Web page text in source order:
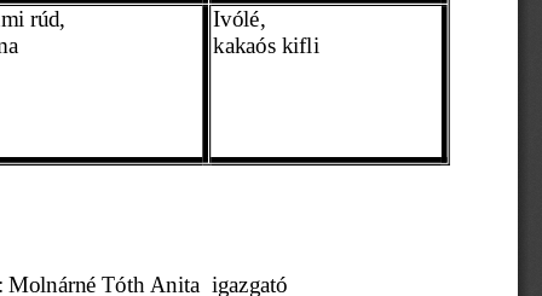
rúd,
Ivólé,
kakaós kifli
Molnárné Tóth Anita  igazgató